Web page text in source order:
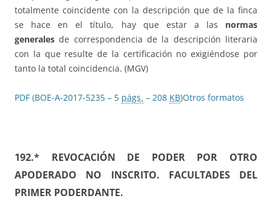
totalmente coincidente con la descripción que de la finca
se hace en el título, hay que estar a las normas
generales de correspondencia de la descripción literaria
con la que resulte de la certificación no exigiéndose por
tanto la total coincidencia. (MGV)
PDF (BOE-A-2017-5235 – 5 págs. – 208 KB)Otros formatos
192.* REVOCACIÓN DE PODER POR OTRO
APODERADO NO INSCRITO. FACULTADES DEL
PRIMER PODERDANTE.